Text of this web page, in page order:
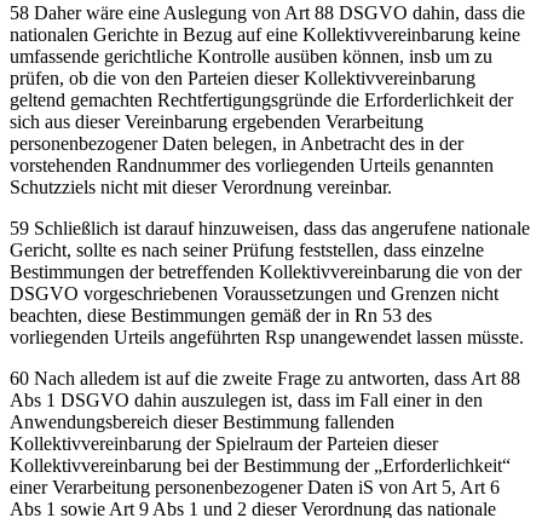
58 Daher wäre eine Auslegung von Art 88 DSGVO dahin, dass die
nationalen Gerichte in Bezug auf eine Kollektivvereinbarung keine
umfassende gerichtliche Kontrolle ausüben können, insb um zu
prüfen, ob die von den Parteien dieser Kollektivvereinbarung
geltend gemachten Rechtfertigungsgründe die Erforderlichkeit der
sich aus dieser Vereinbarung ergebenden Verarbeitung
personenbezogener Daten belegen, in Anbetracht des in der
vorstehenden Randnummer des vorliegenden Urteils genannten
Schutzziels nicht mit dieser Verordnung vereinbar.
59 Schließlich ist darauf hinzuweisen, dass das angerufene nationale
Gericht, sollte es nach seiner Prüfung feststellen, dass einzelne
Bestimmungen der betreffenden Kollektivvereinbarung die von der
DSGVO vorgeschriebenen Voraussetzungen und Grenzen nicht
beachten, diese Bestimmungen gemäß der in Rn 53 des
vorliegenden Urteils angeführten Rsp unangewendet lassen müsste.
60 Nach alledem ist auf die zweite Frage zu antworten, dass Art 88
Abs 1 DSGVO dahin auszulegen ist, dass im Fall einer in den
Anwendungsbereich dieser Bestimmung fallenden
Kollektivvereinbarung der Spielraum der Parteien dieser
Kollektivvereinbarung bei der Bestimmung der „Erforderlichkeit“
einer Verarbeitung personenbezogener Daten iS von Art 5, Art 6
Abs 1 sowie Art 9 Abs 1 und 2 dieser Verordnung das nationale